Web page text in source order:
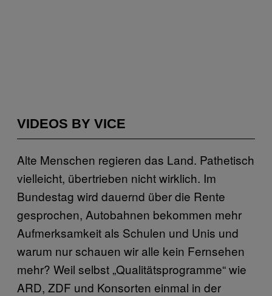
VIDEOS BY VICE
Alte Menschen regieren das Land. Pathetisch
vielleicht, übertrieben nicht wirklich. Im
Bundestag wird dauernd über die Rente
gesprochen, Autobahnen bekommen mehr
Aufmerksamkeit als Schulen und Unis und
warum nur schauen wir alle kein Fernsehen
mehr? Weil selbst „Qualitätsprogramme“ wie
ARD, ZDF und Konsorten einmal in der